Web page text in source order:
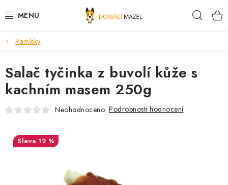
na
DOPORUČUJEME
VÝPRODEJ SKLADU
PSI
KONĚ
PRO CHOVATELE
Pamlsky
Salač tyčinka z buvolí kůže s
kachním masem 250g
Neohodnoceno Podrobnosti hodnocení
12 %